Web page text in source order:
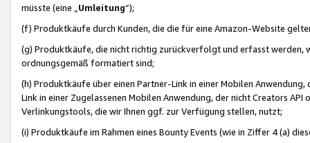
müsste (eine „ Umleitung“);
(f) Produktkäufe durch Kunden, die die für eine Amazon-Website
(g) Produktkäufe, die nicht richtig zurückverfolgt und erfasst werden,
ordnungsgemäß formatiert sind;
(h) Produktkäufe über einen Partner-Link in einer Mobilen
Link in einer Zugelassenen Mobilen Anwendung, der nicht Creators
Verlinkungstools, die wir Ihnen ggf. zur Verfügung stellen, nutzt;
(i) Produktkäufe im Rahmen eines Bounty Events (wie in Ziffer 4 (a)